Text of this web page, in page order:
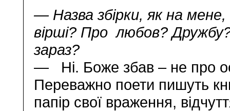
— Назва збірки, як на
вірші? Про любов?
зараз?
— Ні. Боже збав – не про
Переважно поети пишуть
папір свої враження,